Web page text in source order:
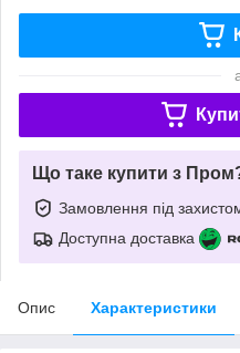
Що таке купити з
Замовлення під
Доступна доставка
Опис Характеристики